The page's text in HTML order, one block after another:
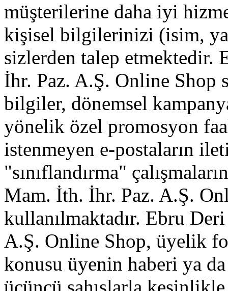
müşterilerine daha iyi
kişisel bilgilerinizi (isim,
sizlerden talep etmektedir.
İhr. Paz. A.Ş. Online Shop
bilgiler, dönemsel
yönelik özel promosyon
istenmeyen e-postaların
"sınıflandırma"
Mam. İth. İhr. Paz. A.Ş.
kullanılmaktadır. Ebru
A.Ş. Online Shop, üyelik
konusu üyenin haberi ya